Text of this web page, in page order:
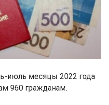
июль месяцы 2022 года
960 гражданам.